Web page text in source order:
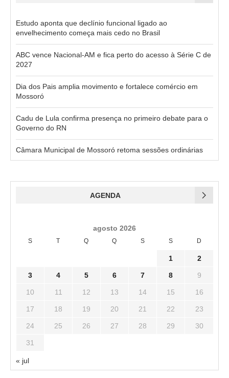
Estudo aponta que declínio funcional ligado ao
envelhecimento começa mais cedo no Brasil
ABC vence Nacional-AM e fica perto do acesso à Série C de
2027
Dia dos Pais amplia movimento e fortalece comércio em
Mossoró
Cadu de Lula confirma presença no primeiro debate para o
Governo do RN
Câmara Municipal de Mossoró retoma sessões ordinárias
AGENDA
agosto 2026
S T Q Q S S D
1 2
3 4 5 6 7 8 9
10 11 12 13 14 15 16
17 18 19 20 21 22 23
24 25 26 27 28 29 30
31
« jul